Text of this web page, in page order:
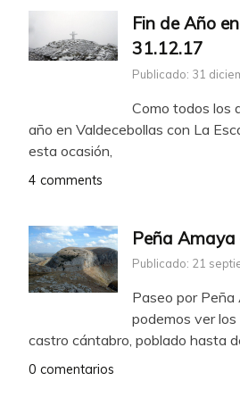
Fin de Año
31.12.17
Publicado: 31
Como todos los
año en Valdecebollas con La
esta ocasión,
4 comments
Peña
Publicado: 21
Paseo por Peña
podemos ver
castro cántabro, poblado hasta
0 comentarios